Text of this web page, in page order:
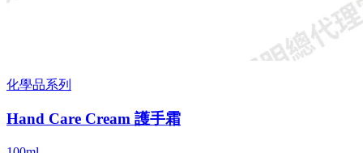
化學品系列
Hand Care Cream 護手霜